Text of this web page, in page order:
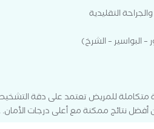
التقليدية
البواسير – الشرخ)
للمريض تعتمد على دقة
أفضل نتائج ممكنة مع أعلى درجات الأمان.